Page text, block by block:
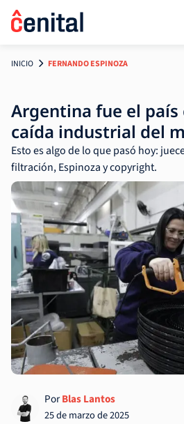
INICIO FERNANDO ESPINOZA
Argentina fue el país
caída industrial del
Esto es algo de lo que pasó hoy:
filtración, Espinoza y copyright.
PorBlas Lantos
25 de marzo de 2025